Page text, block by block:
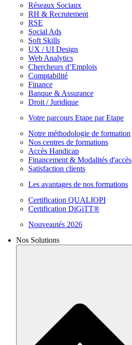
Réseaux Sociaux
RH & Recrutement
RSE
Social Ads
Soft Skills
UX / UI Design
Web Analytics
Chercheurs d’Emplois
Comptabilité
Finance
Banque & Assurance
Droit / Juridique
Votre parcours Etape par Etape
Notre méthodologie de formation
Nos centres de formations
Accès Handicap
Financement & Modalités d'accès
Satisfaction clients
Les avantages de nos formations
Certification QUALIOPI
Certification DiGiTT®
Nouveautés 2026
Nos Solutions